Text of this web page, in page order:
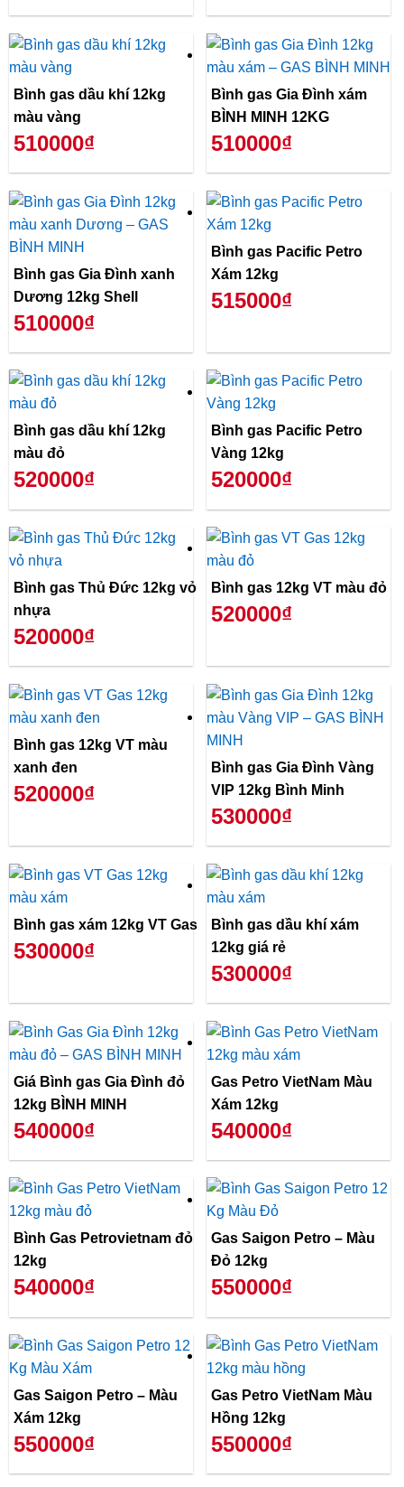
Bình gas dầu khí 12kg
màu vàng
510000₫
Bình gas Gia Đình xám
BÌNH MINH 12KG
510000₫
Bình gas Gia Đình xanh
Dương 12kg Shell
510000₫
Bình gas Pacific Petro
Xám 12kg
515000₫
Bình gas dầu khí 12kg
màu đỏ
520000₫
Bình gas Pacific Petro
Vàng 12kg
520000₫
Bình gas Thủ Đức 12kg vỏ
nhựa
520000₫
Bình gas 12kg VT màu đỏ
520000₫
Bình gas 12kg VT màu
xanh đen
520000₫
Bình gas Gia Đình Vàng
VIP 12kg Bình Minh
530000₫
Bình gas xám 12kg VT Gas
530000₫
Bình gas dầu khí xám
12kg giá rẻ
530000₫
Giá Bình gas Gia Đình đỏ
12kg BÌNH MINH
540000₫
Gas Petro VietNam Màu
Xám 12kg
540000₫
Bình Gas Petrovietnam đỏ
12kg
540000₫
Gas Saigon Petro – Màu
Đỏ 12kg
550000₫
Gas Saigon Petro – Màu
Xám 12kg
550000₫
Gas Petro VietNam Màu
Hồng 12kg
550000₫